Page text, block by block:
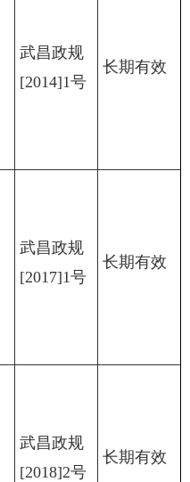
武昌政规
[2014]1号
长期有效
武昌政规
[2017]1号
长期有效
武昌政规
[2018]2号
长期有效